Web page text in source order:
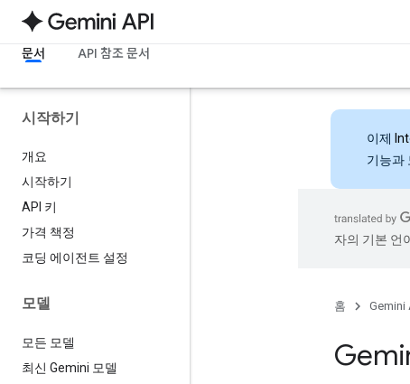
문서 API 참조 문서
시작하기
개요
시작하기
API 키
가격 책정
코딩 에이전트 설정
모델
모든 모델
최신 Gemini 모델
이제
기능과
자의 기본 언
홈 Gemini